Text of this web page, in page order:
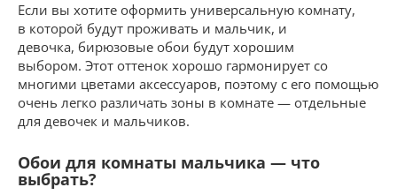
Если вы хотите оформить универсальную комнату,
в которой будут проживать и мальчик, и
девочка, бирюзовые обои будут хорошим
выбором. Этот оттенок хорошо гармонирует со
многими цветами аксессуаров, поэтому с его помощью
очень легко различать зоны в комнате — отдельные
для девочек и мальчиков.
Обои для комнаты мальчика — что
выбрать?